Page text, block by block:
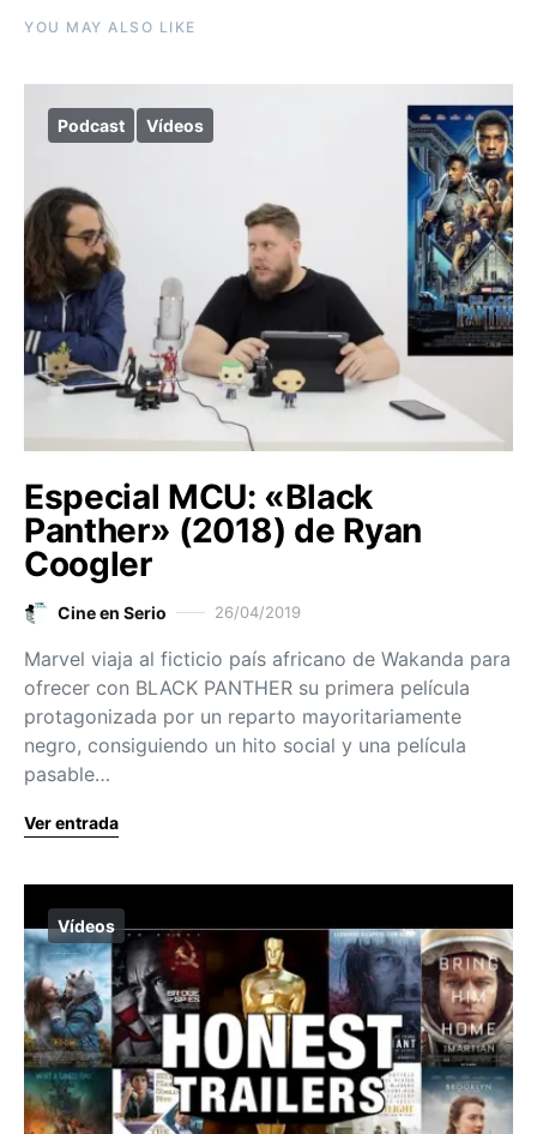
YOU MAY ALSO LIKE
Podcast Vídeos
Especial MCU: «Black
Panther» (2018) de Ryan
Coogler
Cine en Serio 26/04/2019
Marvel viaja al ficticio país africano de Wakanda para
ofrecer con BLACK PANTHER su primera película
protagonizada por un reparto mayoritariamente
negro, consiguiendo un hito social y una película
pasable…
Ver entrada
Vídeos